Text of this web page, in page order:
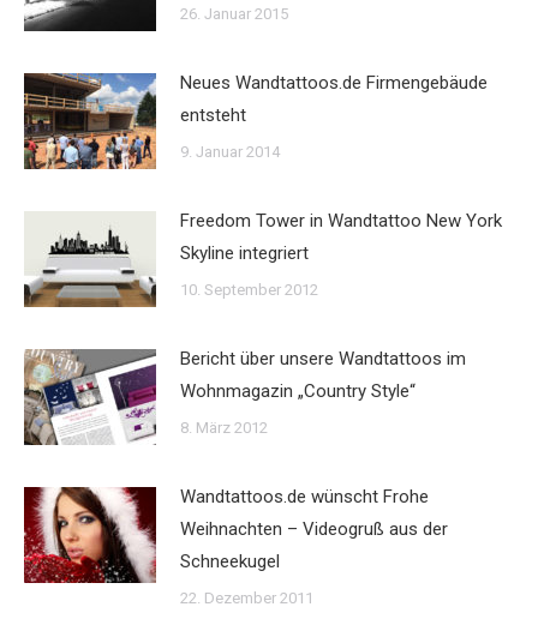
26. Januar 2015
Neues Wandtattoos.de Firmengebäude
entsteht
9. Januar 2014
Freedom Tower in Wandtattoo New York
Skyline integriert
10. September 2012
Bericht über unsere Wandtattoos im
Wohnmagazin „Country Style“
8. März 2012
Wandtattoos.de wünscht Frohe
Weihnachten – Videogruß aus der
Schneekugel
22. Dezember 2011